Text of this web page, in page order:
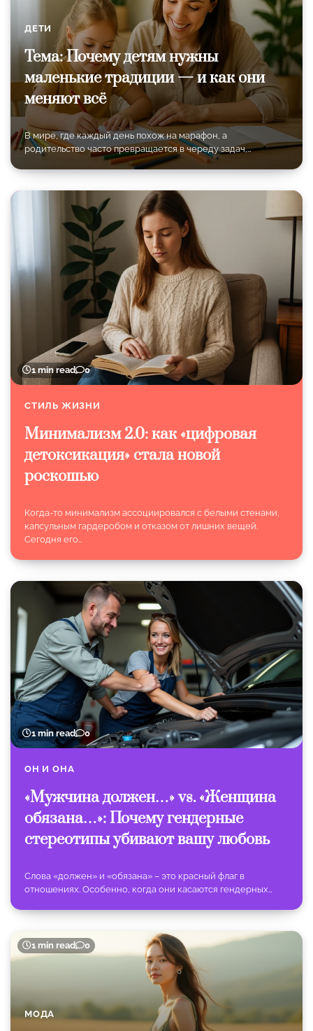
ДЕТИ
Тема: Почему детям нужны
маленькие традиции — и как они
меняют всё
В мире, где каждый день похож на марафон, а
родительство часто превращается в череду задач,…
1 min read 0
СТИЛЬ ЖИЗНИ
Минимализм 2.0: как «цифровая
детоксикация» стала новой
роскошью
Когда-то минимализм ассоциировался с белыми стенами,
капсульным гардеробом и отказом от лишних вещей.
Сегодня его…
1 min read 0
ОН И ОНА
«Мужчина должен…» vs. «Женщина
обязана…»: Почему гендерные
стереотипы убивают вашу любовь
Слова «должен» и «обязана» – это красный флаг в
отношениях. Особенно, когда они касаются гендерных…
1 min read 0
МОДА